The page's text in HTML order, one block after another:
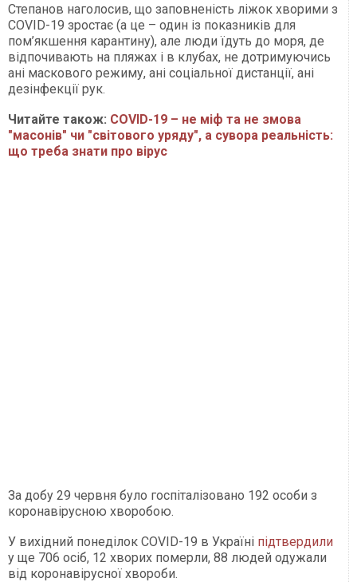
Степанов наголосив, що заповненість ліжок хворими з
COVID-19 зростає (а це – один із показників для
пом’якшення карантину), але люди їдуть до моря, де
відпочивають на пляжах і в клубах, не дотримуючись
ані маскового режиму, ані соціальної дистанції, ані
дезінфекції рук.
Читайте також: COVID-19 – не міф та не змова
"масонів" чи "світового уряду", а сувора реальність:
що треба знати про вірус
За добу 29 червня було госпіталізовано 192 особи з
коронавірусною хворобою.
У вихідний понеділок COVID-19 в Україні підтвердили
у ще 706 осіб, 12 хворих померли, 88 людей одужали
від коронавірусної хвороби.